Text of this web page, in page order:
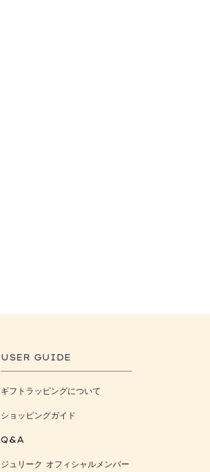
USER GUIDE
ギフトラッピングについて
ショッピングガイド
Q&A
ジュリーク オフィシャルメンバー